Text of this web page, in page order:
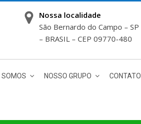
Nossa localidade
São Bernardo do Campo – SP
– BRASIL – CEP 09770-480
SOMOS NOSSO GRUPO CONTATO